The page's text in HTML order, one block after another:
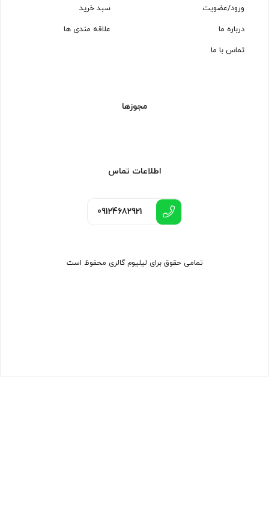
ورود/عضویت
درباره ما
تماس با ما
سبد خرید
علاقه مندی ها
مجوزها
اطلاعات تماس
09124682921
تمامی حقوق برای لیلیوم گالری محفوظ است